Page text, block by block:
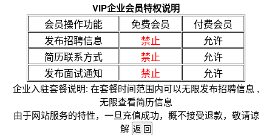
VIP企业会员特权说明
会员操作功能 免费会员
付费会员
发布招聘信息
禁止
允许
简历联系方式
禁止
允许
发布面试通知
禁止 允许
企业入驻套餐说明: 在套餐时间范围内可以无限发布招聘信息 ,
无限查看简历信息
由于网站服务的特性，一旦充值成功，概不接受退款，敬请谅
解